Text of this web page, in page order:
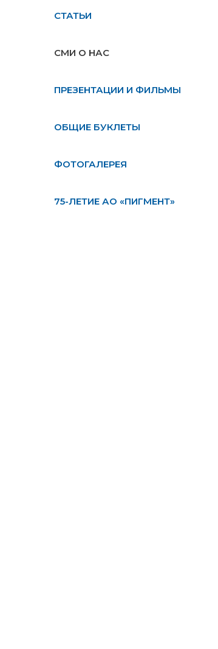
СТАТЬИ
СМИ О НАС
ПРЕЗЕНТАЦИИ И ФИЛЬМЫ
ОБЩИЕ БУКЛЕТЫ
ФОТОГАЛЕРЕЯ
75-ЛЕТИЕ АО «ПИГМЕНТ»